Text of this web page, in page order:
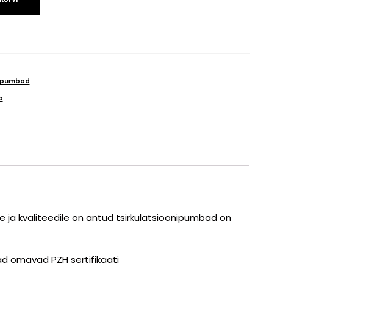
kvaliteedile on antud tsirkulatsioonipumbad on
omavad PZH sertifikaati